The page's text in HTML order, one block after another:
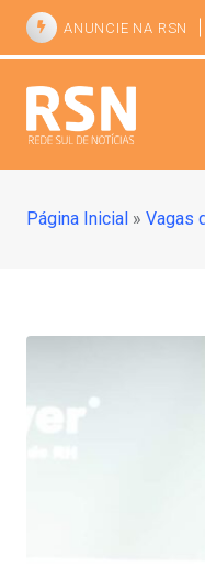
ANUNCIE NA RSN
Página Inicial » Vagas